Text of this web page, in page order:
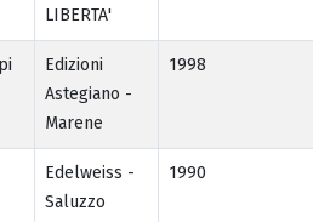
LIBERTA'
Edizioni
Astegiano -
Marene
1998
Edelweiss -
Saluzzo
1990